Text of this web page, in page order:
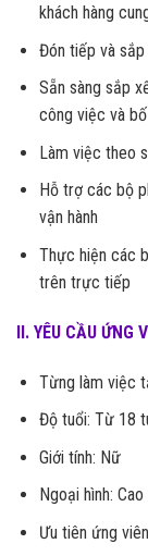
khách hàng
Đón tiếp và
Sẵn sàng sắp
công việc và
Làm việc theo
Hỗ trợ các bộ
vận hành
Thực hiện các
trên trực tiếp
II. YÊU CẦU ỨNG
Từng làm việc
Độ tuổi: Từ 18
Giới tính: Nữ
Ngoại hình:
Ưu tiên ứng